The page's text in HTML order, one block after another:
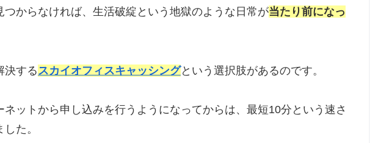
つからなければ、生活破綻という地獄のような日常が当たり前になっ
決するスカイオフィスキャッシングという選択肢があるのです。
ットから申し込みを行うようになってからは、最短10分という速さ
た。